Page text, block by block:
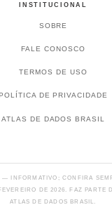
INSTITUCIONAL
SOBRE
FALE CONOSCO
TERMOS DE USO
POLÍTICA DE PRIVACIDADE
ATLAS DE DADOS BRASIL
INFORMATIVO; CONFIRA
DE 2026. FAZ PARTE
ATLAS DE DADOS BRASIL.